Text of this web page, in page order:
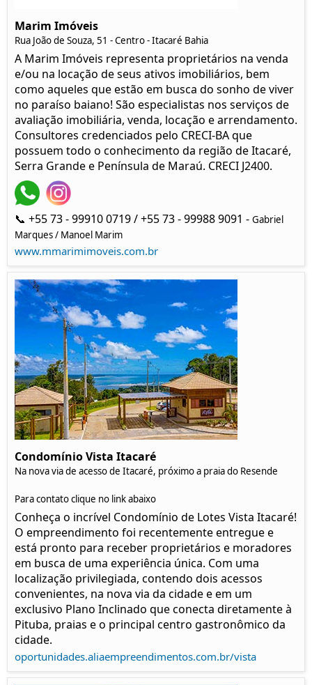
Marim Imóveis
Rua João de Souza, 51 - Centro - Itacaré Bahia
A Marim Imóveis representa proprietários na venda
e/ou na locação de seus ativos imobiliários, bem
como aqueles que estão em busca do sonho de viver
no paraíso baiano! São especialistas nos serviços de
avaliação imobiliária, venda, locação e arrendamento.
Consultores credenciados pelo CRECI-BA que
possuem todo o conhecimento da região de Itacaré,
Serra Grande e Península de Maraú. CRECI J2400.
📞 +55 73 - 99910 0719 / +55 73 - 99988 9091 - Gabriel
Marques / Manoel Marim
www.mmarimimoveis.com.br
Condomínio Vista Itacaré
Na nova via de acesso de Itacaré, próximo a praia do Resende
Para contato clique no link abaixo
Conheça o incrível Condomínio de Lotes Vista Itacaré!
O empreendimento foi recentemente entregue e
está pronto para receber proprietários e moradores
em busca de uma experiência única. Com uma
localização privilegiada, contendo dois acessos
convenientes, na nova via da cidade e em um
exclusivo Plano Inclinado que conecta diretamente à
Pituba, praias e o principal centro gastronômico da
cidade.
oportunidades.aliaempreendimentos.com.br/vista